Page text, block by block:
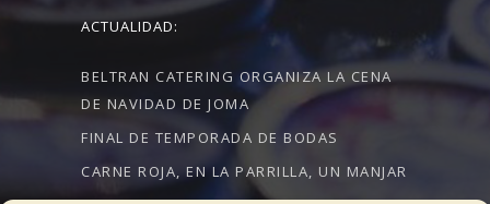
ACTUALIDAD:
BELTRAN CATERING ORGANIZA LA CENA
DE NAVIDAD DE JOMA
FINAL DE TEMPORADA DE BODAS
CARNE ROJA, EN LA PARRILLA, UN MANJAR